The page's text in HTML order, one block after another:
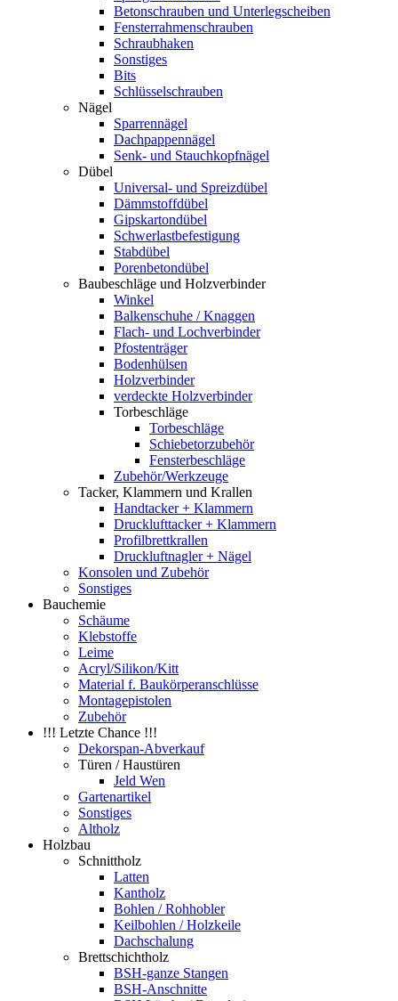
Betonschrauben und Unterlegscheiben
Fensterrahmenschrauben
Schraubhaken
Sonstiges
Bits
Schlüsselschrauben
Nägel
Sparrennägel
Dachpappennägel
Senk- und Stauchkopfnägel
Dübel
Universal- und Spreizdübel
Dämmstoffdübel
Gipskartondübel
Schwerlastbefestigung
Stabdübel
Porenbetondübel
Baubeschläge und Holzverbinder
Winkel
Balkenschuhe / Knaggen
Flach- und Lochverbinder
Pfostenträger
Bodenhülsen
Holzverbinder
verdeckte Holzverbinder
Torbeschläge
Torbeschläge
Schiebetorzubehör
Fensterbeschläge
Zubehör/Werkzeuge
Tacker, Klammern und Krallen
Handtacker + Klammern
Drucklufttacker + Klammern
Profilbrettkrallen
Druckluftnagler + Nägel
Konsolen und Zubehör
Sonstiges
Bauchemie
Schäume
Klebstoffe
Leime
Acryl/Silikon/Kitt
Material f. Baukörperanschlüsse
Montagepistolen
Zubehör
!!! Letzte Chance !!!
Dekorspan-Abverkauf
Türen / Haustüren
Jeld Wen
Gartenartikel
Sonstiges
Altholz
Holzbau
Schnittholz
Latten
Kantholz
Bohlen / Rohhobler
Keilbohlen / Holzkeile
Dachschalung
Brettschichtholz
BSH-ganze Stangen
BSH-Anschnitte